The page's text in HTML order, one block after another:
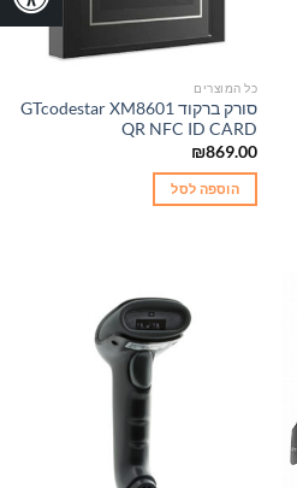
כל המוצרים
סורק ברקוד GTcodestar XM8601
QR NFC ID CARD
₪869.00
הוספה לסל